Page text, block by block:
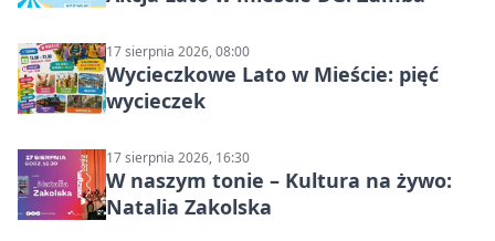
17 sierpnia 2026, 08:00
Wycieczkowe Lato w Mieście: pięć
wycieczek
17 sierpnia 2026, 16:30
W naszym tonie – Kultura na żywo:
Natalia Zakolska